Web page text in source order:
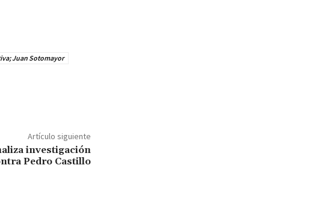
Juan Sotomayor
Artículo siguiente
investigación
Pedro Castillo